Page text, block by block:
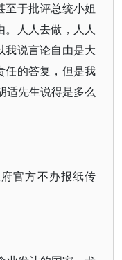
至于批评总统小姐
人人去做，人人
我说言论自由是大
任的答复，但是我
适先生说得是多么
官方不办报纸传